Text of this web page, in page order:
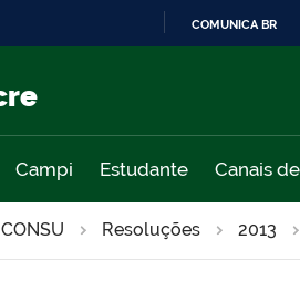
COMUNICA BR
Campi Estudante Canais
CONSU Resoluções 2013